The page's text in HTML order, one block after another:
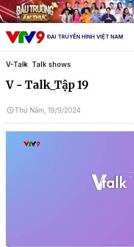
ĐÀI TRUYỀN HÌNH VIỆT NAM
V-Talk Talk shows
V - Talk_Tập 19
Thứ Năm, 19/9/2024